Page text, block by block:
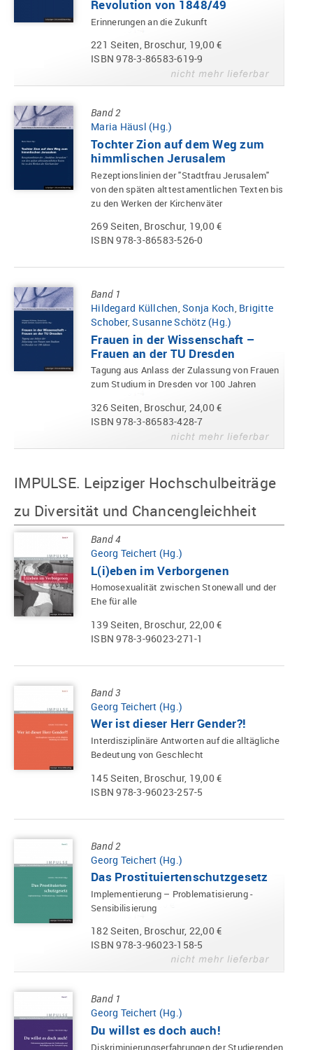
Revolution von 1848/49
Erinnerungen an die Zukunft
221 Seiten, Broschur, 19,00 €
ISBN 978-3-86583-619-9
Band 2
Maria Häusl (Hg.)
Tochter Zion auf dem Weg zum
himmlischen Jerusalem
Rezeptionslinien der "Stadtfrau Jerusalem"
von den späten alttestamentlichen Texten bis
zu den Werken der Kirchenväter
269 Seiten, Broschur, 19,00 €
ISBN 978-3-86583-526-0
Band 1
Hildegard Küllchen,Sonja Koch, Brigitte
Schober,Susanne Schötz (Hg.)
Frauen in der Wissenschaft –
Frauen an der TU Dresden
Tagung aus Anlass der Zulassung von Frauen
zum Studium in Dresden vor 100 Jahren
326 Seiten, Broschur, 24,00 €
ISBN 978-3-86583-428-7
IMPULSE. Leipziger Hochschulbeiträge
zu Diversität und Chancengleichheit
Band 4
Georg Teichert (Hg.)
L(i)eben im Verborgenen
Homosexualität zwischen Stonewall und der
Ehe für alle
139 Seiten, Broschur, 22,00 €
ISBN 978-3-96023-271-1
Band 3
Georg Teichert (Hg.)
Wer ist dieser Herr Gender?!
Interdisziplinäre Antworten auf die alltägliche
Bedeutung von Geschlecht
145 Seiten, Broschur, 19,00 €
ISBN 978-3-96023-257-5
Band 2
Georg Teichert (Hg.)
Das Prostituiertenschutzgesetz
Implementierung – Problematisierung -
Sensibilisierung
182 Seiten, Broschur, 22,00 €
ISBN 978-3-96023-158-5
Band 1
Georg Teichert (Hg.)
Du willst es doch auch!
Diskriminierungserfahrungen der Studierenden